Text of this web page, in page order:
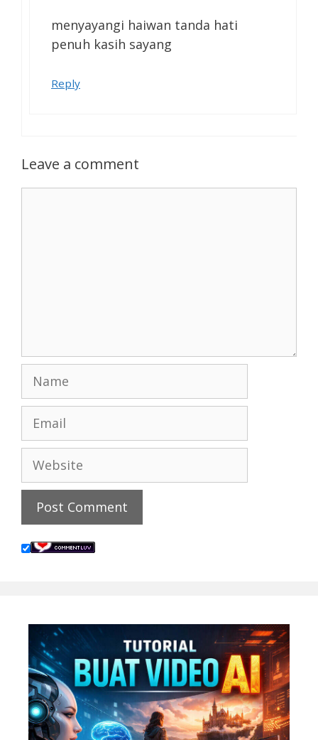
menyayangi haiwan tanda hati
penuh kasih sayang
Reply
Leave a comment
Name
Email
Website